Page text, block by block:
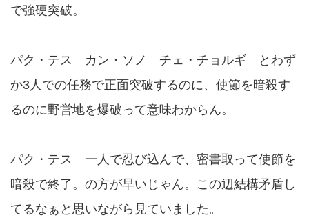
で強硬突破。
パク・テス カン・ソノ チェ・チョルギ とわず
か3人での任務で正面突破するのに、使節を暗殺す
るのに野営地を爆破って意味わからん。
パク・テス 一人で忍び込んで、密書取って使節を
暗殺で終了。の方が早いじゃん。この辺結構矛盾し
てるなぁと思いながら見ていました。